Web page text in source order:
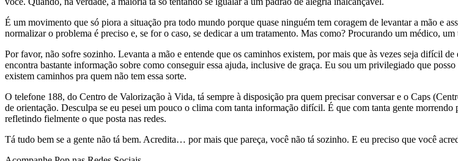
É um movimento que só piora a situação pra todo mundo porque quase ninguém tem coragem de levantar a mão e
normalizar o problema é preciso e, se for o caso, se dedicar a um tratamento. Mas como? Procurando um médico,
Por favor, não sofre sozinho. Levanta a mão e entende que os caminhos existem, por mais que às vezes seja difícil
encontra bastante informação sobre como conseguir essa ajuda, inclusive de graça. Eu sou um privilegiado que
existem caminhos pra quem não tem essa sorte.
O telefone 188, do Centro de Valorização à Vida, tá sempre à disposição pra quem precisar conversar e o Caps
de orientação. Desculpa se eu pesei um pouco o clima com tanta informação difícil. É que com tanta gente
refletindo fielmente o que posta nas redes.
Tá tudo bem se a gente não tá bem. Acredita… por mais que pareça, você não tá sozinho. E eu preciso que você